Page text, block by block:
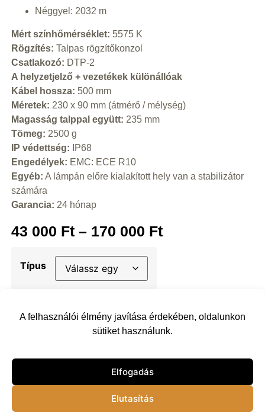
A felhasználói élmény javítása érdekében, oldalunkon
sütiket használunk.
Elfogadás
Elutasítás
Néggyel: 2032 m
Mért színhőmérséklet: 5575 K
Rögzítés: Talpas rögzítőkonzol
Csatlakozó: DTP-2
A helyzetjelző + vezetékek különállóak
Kábel hossza: 500 mm
Méretek: 230 x 90 mm (átmérő / mélység)
Magasság talppal együtt: 235 mm
Tömeg: 2500 g
IP védettség: IP68
Engedélyek: EMC: ECE R10
Egyéb: A lámpán előre kialakított hely van a stabilizátor
számára
Garancia: 24 hónap
43 000 Ft– 170 000 Ft
Típus
Kosárba
Vissza